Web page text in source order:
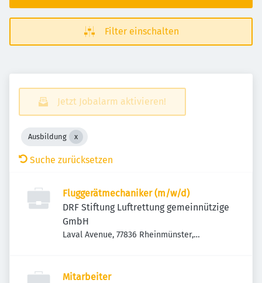
Filter einschalten
Jetzt Jobalarm aktivieren!
Ausbildung
Suche zurücksetzen
Fluggerätmechaniker (m/w/d)
DRF Stiftung Luftrettung gemeinnützige
GmbH
Laval Avenue, 77836 Rheinmünster,
Mitarbeiter